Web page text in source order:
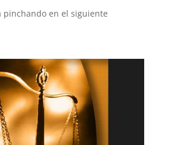
pinchando en el siguiente